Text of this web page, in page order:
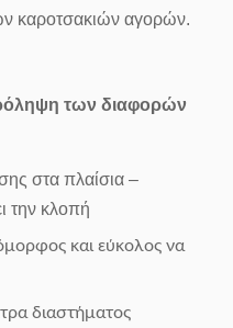
καροτσακιών αγορών.
των διαφορών
στα πλαίσια –
την κλοπή
και εύκολος να
διαστήματος